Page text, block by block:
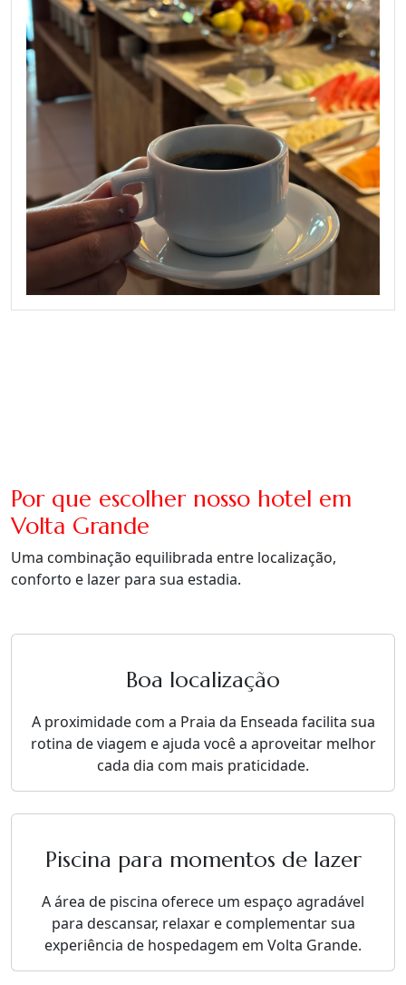
Por que escolher nosso hotel em
Volta Grande
Uma combinação equilibrada entre localização,
conforto e lazer para sua estadia.
Boa localização
A proximidade com a Praia da Enseada facilita sua
rotina de viagem e ajuda você a aproveitar melhor
cada dia com mais praticidade.
Piscina para momentos de lazer
A área de piscina oferece um espaço agradável
para descansar, relaxar e complementar sua
experiência de hospedagem em Volta Grande.